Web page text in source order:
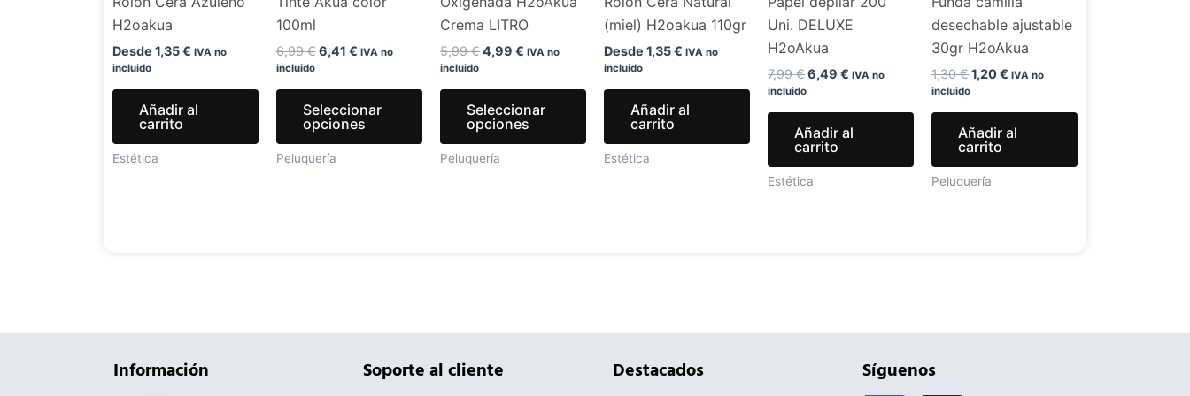
H2oakua
Desde 1,35€ IVA no
incluido
Añadir al
carrito
Estética
100ml
6,99€6,41 € IVA no
incluido
Seleccionar
opciones
pueden
elegir
la
de
producto
Peluquería
Crema LITRO
5,99€4,99 € IVA no
incluido
Seleccionar
opciones
pueden
elegir
la
de
producto
Peluquería
(miel) H2oakua 110gr
Desde 1,35€ IVA no
incluido
Añadir al
carrito
Estética
Uni. DELUXE
H2oAkua
7,99€6,49€ IVA no
incluido
Añadir al
carrito
Estética
desechable ajustable
30gr H2oAkua
1,30€1,20€ IVA no
incluido
Añadir al
carrito
Peluquería
Información Soporte al cliente Destacados Síguenos